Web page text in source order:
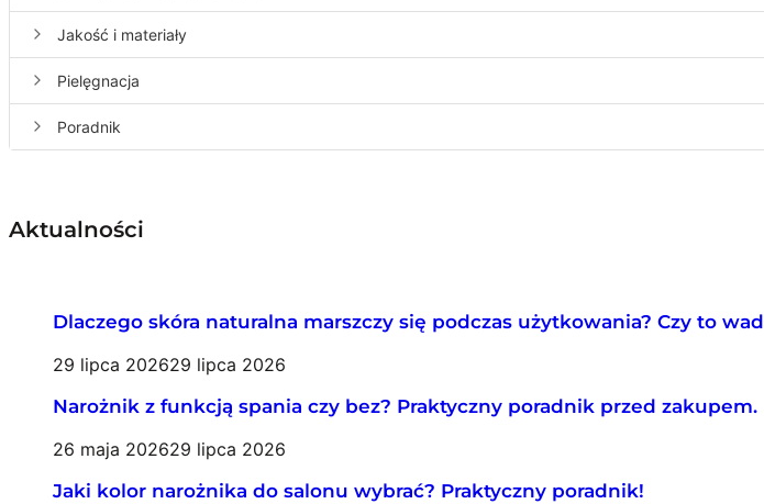
Najważniejsze
Jakość i materiały
Pielęgnacja
Poradnik
Aktualności
Dlaczego skóra naturalna marszczy się podczas użytkowania? Czy to
29 lipca 202629 lipca 2026
Narożnik z funkcją spania czy bez? Praktyczny poradnik przed zakupem.
26 maja 202629 lipca 2026
Jaki kolor narożnika do salonu wybrać? Praktyczny poradnik!